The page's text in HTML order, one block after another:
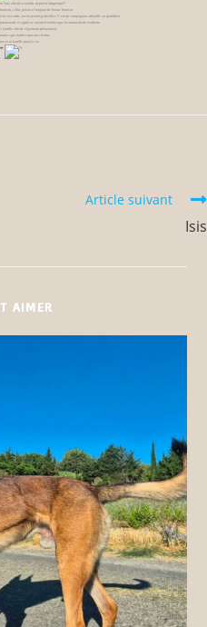
Yota attend sa famille depuis si longtemps?!
câlin, joueur et toujours de bonne humeur.
ne nécessite aucun permis particulier. C’est un compagnon adorable au quotidien.
et apprécie autant les sorties que les moments de tendresse.
famille afin de s’épanouir pleinement.
que tomber sous son charme.
sa famille pour la vie.
Article suivant
Isis
AIMER